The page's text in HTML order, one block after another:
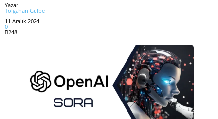
Yazar
Tolgahan Gülbe
-
11 Aralık 2024
0
248